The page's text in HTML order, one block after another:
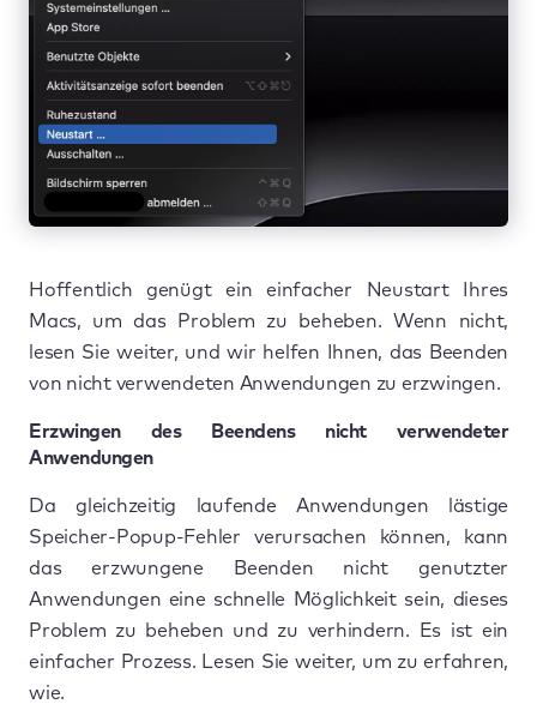
Hoffentlich genügt ein einfacher Neustart Ihres
Macs, um das Problem zu beheben. Wenn nicht,
lesen Sie weiter, und wir helfen Ihnen, das Beenden
von nicht verwendeten Anwendungen zu erzwingen.
Erzwingen des Beendens nicht verwendeter
Anwendungen
Da gleichzeitig laufende Anwendungen lästige
Speicher-Popup-Fehler verursachen können, kann
das erzwungene Beenden nicht genutzter
Anwendungen eine schnelle Möglichkeit sein, dieses
Problem zu beheben und zu verhindern. Es ist ein
einfacher Prozess. Lesen Sie weiter, um zu erfahren,
wie.